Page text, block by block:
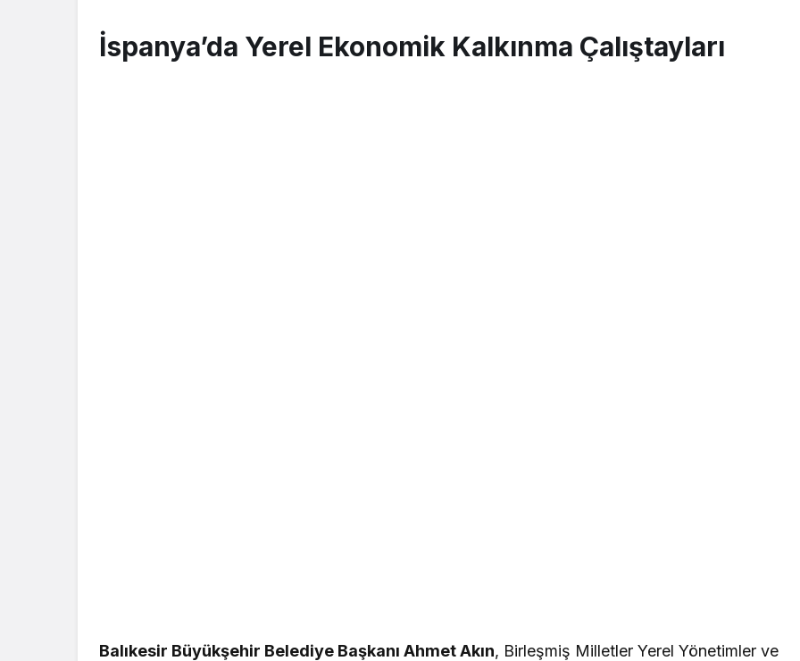
İspanya’da Yerel Ekonomik Kalkınma Çalıştayları
Balıkesir Büyükşehir Belediye Başkanı Ahmet Akın, Birleşmiş Milletler Yerel Yönetimler ve